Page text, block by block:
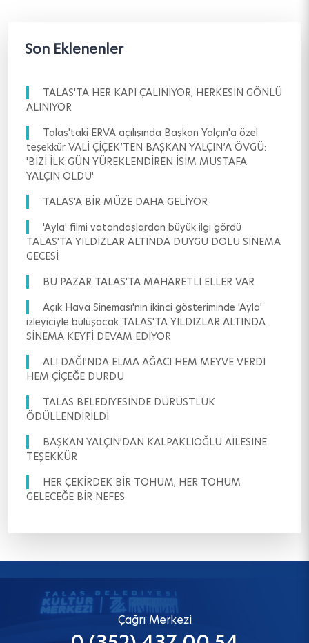
Son Eklenenler
TALAS'TA HER KAPI ÇALINIYOR, HERKESİN GÖNLÜ
ALINIYOR
Talas'taki ERVA açılışında Başkan Yalçın'a özel
teşekkür VALİ ÇİÇEK’TEN BAŞKAN YALÇIN’A ÖVGÜ:
'BİZİ İLK GÜN YÜREKLENDİREN İSİM MUSTAFA
YALÇIN OLDU'
TALAS'A BİR MÜZE DAHA GELİYOR
'Ayla' filmi vatandaşlardan büyük ilgi gördü
TALAS'TA YILDIZLAR ALTINDA DUYGU DOLU SİNEMA
GECESİ
BU PAZAR TALAS'TA MAHARETLİ ELLER VAR
Açık Hava Sineması'nın ikinci gösteriminde 'Ayla'
izleyiciyle buluşacak TALAS'TA YILDIZLAR ALTINDA
SİNEMA KEYFİ DEVAM EDİYOR
ALİ DAĞI'NDA ELMA AĞACI HEM MEYVE VERDİ
HEM ÇİÇEĞE DURDU
TALAS BELEDİYESİNDE DÜRÜSTLÜK
ÖDÜLLENDİRİLDİ
BAŞKAN YALÇIN'DAN KALPAKLIOĞLU AİLESİNE
TEŞEKKÜR
HER ÇEKİRDEK BİR TOHUM, HER TOHUM
GELECEĞE BİR NEFES
Çağrı Merkezi